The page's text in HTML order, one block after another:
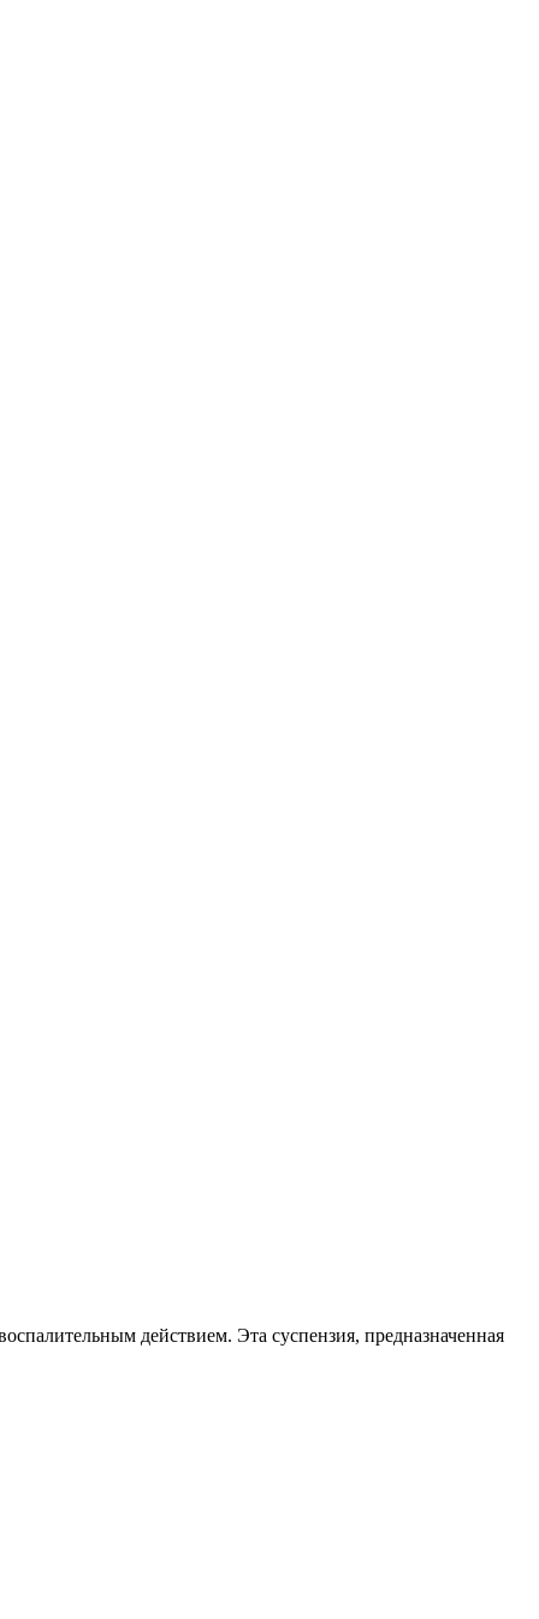
действием. Эта суспензия, предназначенная